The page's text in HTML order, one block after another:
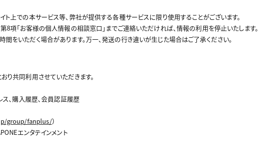
ト上での本サービス等、弊社が提供する各種サービスに限り使用することがございます。
8項「お客様の個人情報の相談窓口」までご連絡いただければ、情報の利用を停止いたします。
をいただく場合があります。万一、発送の行き違いが生じた場合はご了承ください。
り共同利用させていただきます。
ス、購入履歴、会員認証履歴
group/fanplus/）
エンタテインメント